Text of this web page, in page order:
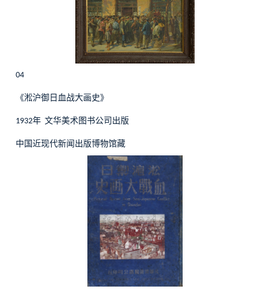
04
《淞沪御日血战大画史》
1932年 文华美术图书公司出版
中国近现代新闻出版博物馆藏